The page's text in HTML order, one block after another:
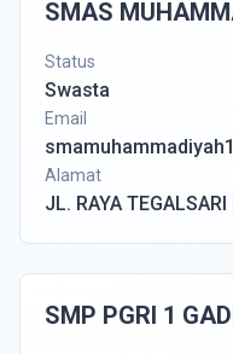
SMAS
Status
Swasta
Email
Alamat
JL. RAYA TEGALSARI
SMP PGRI 1